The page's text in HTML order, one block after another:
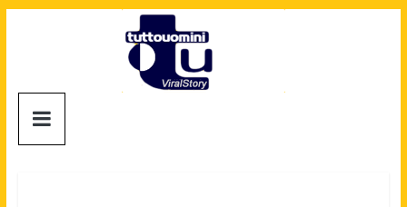
Tuttouomini